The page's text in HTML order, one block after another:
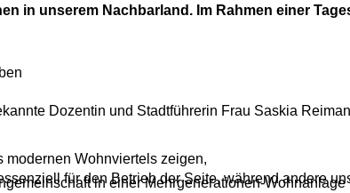
in unserem Nachbarland. Im Rahmen einer
Dozentin und Stadtführerin Frau Saskia
Wohnviertels zeigen,
in einer Mehrgenerationen-Wohnanlage
für den Betrieb der Seite, während andere